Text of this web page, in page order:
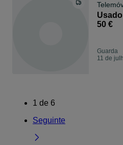
Usado
50 €
Guarda
11 de
1 de 6
Seguinte